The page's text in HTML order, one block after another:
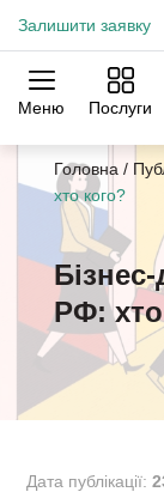
Залишити заявку
Меню Послуги
Практики
Головна /
хто кого?
РФ: хто
Дата публікації: